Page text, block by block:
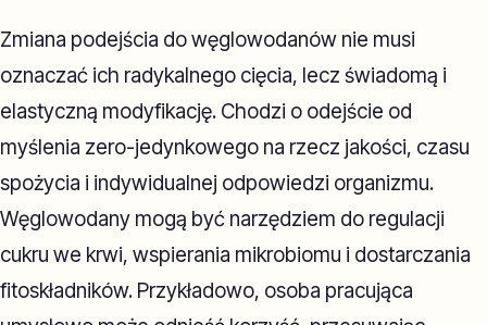
Zmiana podejścia do węglowodanów nie musi
oznaczać ich radykalnego cięcia, lecz świadomą i
elastyczną modyfikację. Chodzi o odejście od
myślenia zero-jedynkowego na rzecz jakości, czasu
spożycia i indywidualnej odpowiedzi organizmu.
Węglowodany mogą być narzędziem do regulacji
cukru we krwi, wspierania mikrobiomu i dostarczania
fitoskładników. Przykładowo, osoba pracująca